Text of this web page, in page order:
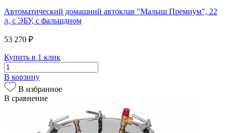
Автоматический домашний автоклав "Малыш Премиум", 22
л, с ЭБУ, с фальшдном
53 270 ₽
Купить в 1 клик
В корзину
В избранное
В сравнение